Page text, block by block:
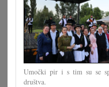
Umočki pir i s tim su se
društva.